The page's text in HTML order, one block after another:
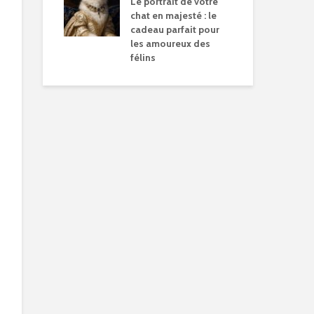
chat en majesté : le
cadeau parfait pour
les amoureux des
félins